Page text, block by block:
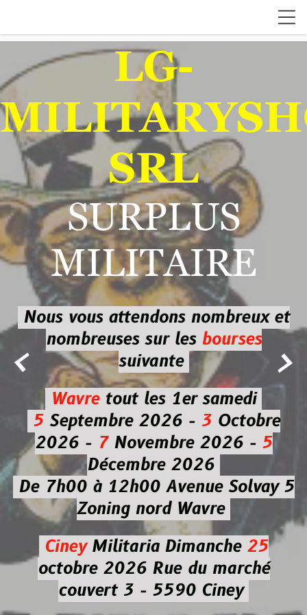
 
LG-
SRL
SURPLUS
MILITAIRE
Nous vous attendons nombreux et
nombreuses sur les bourses
suivante
Wavretout les 1er samedi
5Septembre 2026 - 3Octobre
2026 -7Novembre 2026 - 5
Décembre 2026
De 7h00 à 12h00 Avenue Solvay 5
Zoning nord Wavre
CineyMilitaria Dimanche 25
octobre 2026Rue du marché
couvert 3 - 5590 Ciney